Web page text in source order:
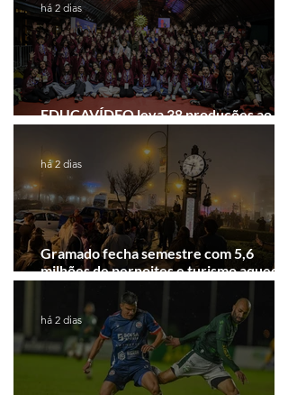
EDUCAVÍDEO leva 38 produções ao
Festival de Cinema de Gramado
há 2 dias
Gramado fecha semestre com 5,6
milhões de pernoites e turismo
Junho desponta!
há 2 dias
há 2 dias